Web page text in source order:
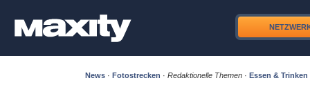
News · Fotostrecken · Redaktionelle Themen · Essen & Trinken